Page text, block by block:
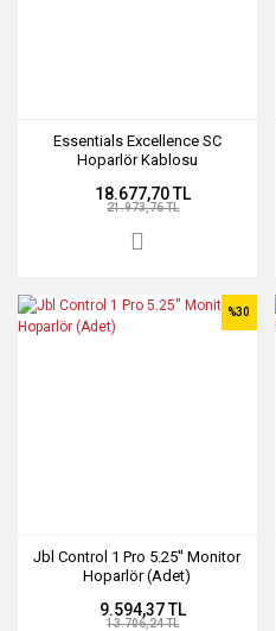
Essentials Excellence SC
Hoparlör Kablosu
18.677,70 TL
21.973,76 TL
Jbl Control 1 Pro 5.25'' Monitor
Hoparlör (Adet)
%30
9.594,37 TL
13.706,24 TL